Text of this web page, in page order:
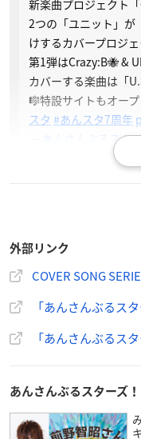
新楽曲プロジェクト「
2つの「ユニット」が
けするカバープロジ
第1弾はCrazy:B🐝 &
カバーする楽曲は「
🎼特設サイトもオー
スタ #あんスタ7周年
あんさんぶるスタ
外部リンク
COVER SONG
「あんさんぶるスタ
「あんさんぶるス
あんさんぶるスターズ